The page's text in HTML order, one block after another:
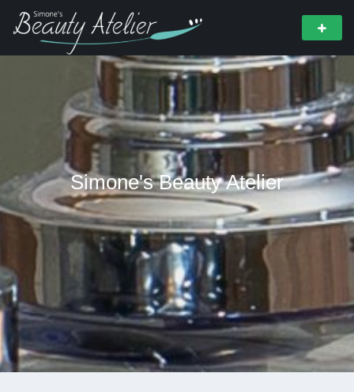
Simone's Beauty Atelier